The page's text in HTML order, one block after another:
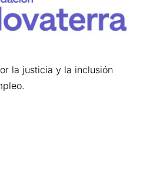
la justicia y la inclusión